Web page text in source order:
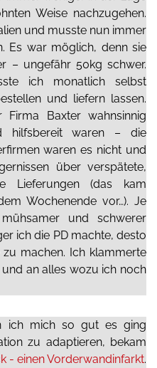
Weise nachzugehen.
und musste nun immer
Es war möglich, denn sie
– ungefähr 50kg schwer.
ich monatlich selbst
und liefern lassen.
Baxter wahnsinnig
hilfsbereit waren – die
waren es nicht und
über verspätete,
Lieferungen (das kam
Wochenende vor…). Je
und schwerer
ich die PD machte, desto
machen. Ich klammerte
an alles wozu ich noch
ich mich so gut es ging
zu adaptieren, bekam
- einen Vorderwandinfarkt.